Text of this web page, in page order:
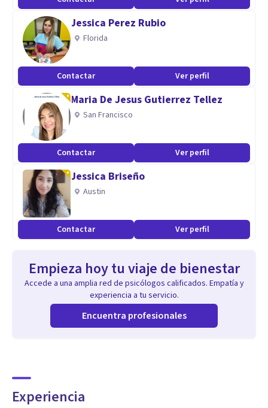
Jessica Perez Rubio
Florida
Contactar Ver perfil
Maria De Jesus Gutierrez Tellez
San Francisco
Contactar Ver perfil
Jessica Briseño
Austin
Contactar Ver perfil
Empieza hoy tu viaje de bienestar
Accede a una amplia red de psicólogos calificados. Empatía y
experiencia a tu servicio.
Encuentra profesionales
Experiencia